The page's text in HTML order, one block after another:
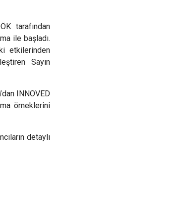
tarafından
ile başladı.
etkilerinden
Sayın
INNOVED
örneklerini
detaylı